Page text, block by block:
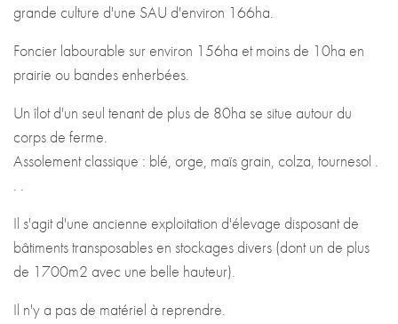
grande culture d'une SAU d'environ 166ha.
Foncier labourable sur environ 156ha et moins de 10ha en
prairie ou bandes enherbées.
Un îlot d'un seul tenant de plus de 80ha se situe autour du
corps de ferme.
Assolement classique : blé, orge, maïs grain, colza, tournesol .
. .
Il s'agit d'une ancienne exploitation d'élevage disposant de
bâtiments transposables en stockages divers (dont un de plus
de 1700m2 avec une belle hauteur).
Il n'y a pas de matériel à reprendre.